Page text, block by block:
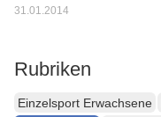
31.01.2014
Rubriken
Einzelsport Erwachsene